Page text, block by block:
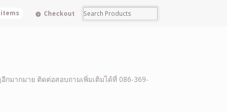
items Checkout
มากมาย ติดต่อสอบถามเพิ่มเติมได้ที่ 086-369-